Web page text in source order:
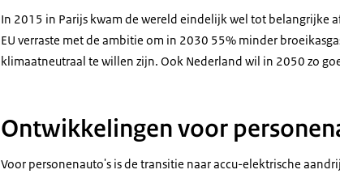
In 2015 in Parijs kwam de wereld eindelijk wel tot belangrijke
EU verraste met de ambitie om in 2030 55% minder
klimaatneutraal te willen zijn. Ook Nederland wil in 2050 zo
Ontwikkelingen voor
Voor personenauto's is de transitie naar accu-elektrische